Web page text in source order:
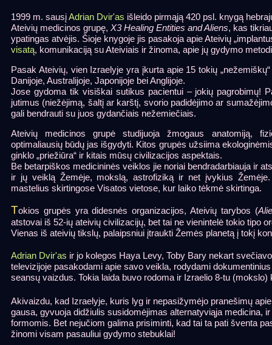
1999 m. sausįAdrian Dvir'as išleido pirmąją 420 psl. knygą
Ateivių medicinos grupę, X3 Healing Entities and Aliens, kas
ypatingas atvėjis. Šioje knygoje jis pasakoja apie Ateivių
visatą, komunikaciją su Ateiviais ir žinoma, apie jų gydymo
Pasak Ateivių, vien Izraelyje yra įkurta apie 15 tokių
Danijoje, Australijoje, Japonijoje bei Anglijoje.
Jose gydoma tik visiškai sutikus pacientui – jokių pagrobimų!
jutimus (niežėjimą, šaltį ar karštį, svorio padidėjimo ar
gali bendrauti su juos gydančiais nežemiečiais.
Ateivių medicinos grupė studijuoja žmogaus anatomiją,
optimaliausių būdų jas išgydyti. Kitos grupės užsiima
ginklo „priežiūra“ ir kitais mūsų civilizacijos aspektais.
Be betarpiškos medicininės veiklos jie noriai bendradarbiauja ir
ir jų veiklą Žemėje, mokslą, astrofiziką ir net įvykius
mastelius skirtingose Visatos vietose, kur laiko tėkmė skirtinga.
Tokios grupės yra didesnės organizacijos, Ateivių tarybos (
atstovai iš 52-ių ateivių civilizacijų, bet tai ne vienintelė tokio tipo
Vienas iš ateivių tikslų, palaipsniui įtraukti Žemės planetą į tokį
Adrian Dvir'as ir jo kolegos Haya Levy, Toby Bary nekart
televizijoje pasakodami apie savo veikla, rodydami
seansų vaizdus. Tokia laida buvo rodoma ir Izraelio 8-tu (mokslo)
Akivaizdu, kad Izraelyje, kuris lyg ir nepasižymėjo pranešimų
gausa, gyvuoja didžiulis susidomėjimas alternatyviąja medicina,
formomis. Bet nejučiom galima prisiminti, kad tai ta pati šventa
žinomi visam pasauliui gydymo stebuklai!